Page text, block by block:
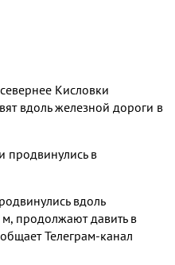
Кисловки
вдоль железной дороги в
продвинулись в
вдоль
продолжают давить в
Телеграм-канал